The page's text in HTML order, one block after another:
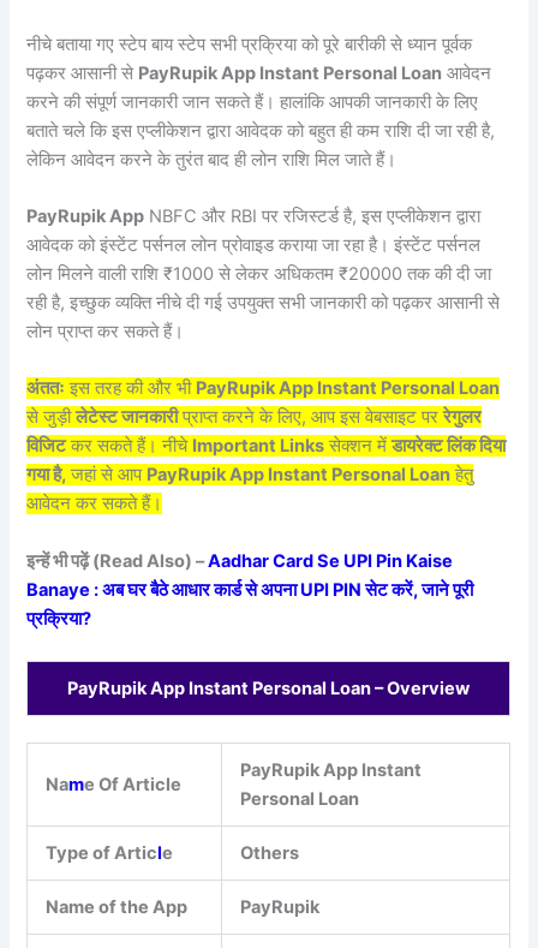
नीचे बताया गए स्टेप बाय स्टेप सभी प्रक्रिया को पूरे बारीकी से ध्यान पूर्वक
पढ़कर आसानी से PayRupik App Instant Personal Loan आवेदन
करने की संपूर्ण जानकारी जान सकते हैं। हालांकि आपकी जानकारी के लिए
बताते चले कि इस एप्लीकेशन द्वारा आवेदक को बहुत ही कम राशि दी जा रही है,
लेकिन आवेदन करने के तुरंत बाद ही लोन राशि मिल जाते हैं।
PayRupik App NBFC और RBI पर रजिस्टर्ड है, इस एप्लीकेशन द्वारा
आवेदक को इंस्टेंट पर्सनल लोन प्रोवाइड कराया जा रहा है। इंस्टेंट पर्सनल
लोन मिलने वाली राशि ₹1000 से लेकर अधिकतम ₹20000 तक की दी जा
रही है, इच्छुक व्यक्ति नीचे दी गई उपयुक्त सभी जानकारी को पढ़कर आसानी से
लोन प्राप्त कर सकते हैं।
अंततः इस तरह की और भी PayRupik App Instant Personal Loan
से जुड़ीलेटेस्ट जानकारीप्राप्त करने के लिए, आप इस वेबसाइट पररेगुलर
विजिटकर सकते हैं। नीचे Important Links सेक्शन मेंडायरेक्ट लिंक दिया
गया है, जहां से आप PayRupik App Instant Personal Loan हेतु
आवेदन कर सकते हैं।
इन्हें भी पढ़ें (Read Also) –Aadhar Card Se UPI Pin Kaise
Banaye : अब घर बैठे आधार कार्ड से अपना UPI PIN सेट करें, जाने पूरी
प्रक्रिया?
PayRupik App Instant Personal Loan – Overview
Name Of Article
PayRupik App Instant
Personal Loan
Type of Article Others
Name of the App PayRupik